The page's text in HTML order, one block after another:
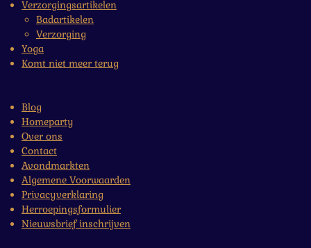
Verzorgingsartikelen
Badartikelen
Verzorging
Yoga
Komt niet meer terug
Blog
Homeparty
Over ons
Contact
Avondmarkten
Algemene Voorwaarden
Privacyverklaring
Herroepingsformulier
Nieuwsbrief inschrijven